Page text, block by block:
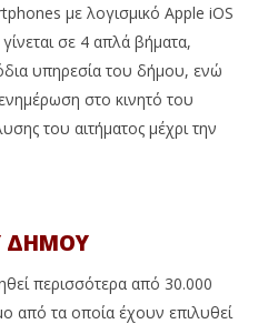
με λογισμικό Apple iOS
σε 4 απλά βήματα,
υπηρεσία του δήμου, ενώ
στο κινητό του
του αιτήματος μέχρι την
ΔΗΜΟΥ
περισσότερα από 30.000
από τα οποία έχουν επιλυθεί